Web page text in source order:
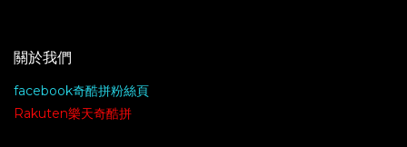
關於我們
facebook奇酷拼粉絲頁
Rakuten樂天奇酷拼